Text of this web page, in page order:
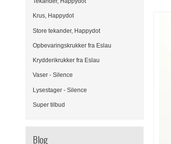
Krus, Happydot
Store tekander, Happydot
Opbevaringskrukker fra Eslau
Krydderikrukker fra Eslau
Vaser - Silence
Lysestager - Silence
Super tilbud
Blog